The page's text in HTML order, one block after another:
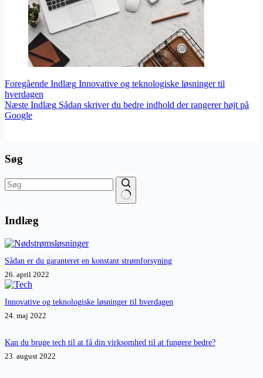
Foregående Indlæg Innovative og teknologiske løsninger til
hverdagen
Næste Indlæg Sådan skriver du bedre indhold der rangerer højt på
Google
Søg
resultater
Indlæg
Sådan er du garanteret en konstant strømforsyning
26. april 2022
Innovative og teknologiske løsninger til hverdagen
24. maj 2022
Kan du bruge tech til at få din virksomhed til at fungere bedre?
23. august 2022